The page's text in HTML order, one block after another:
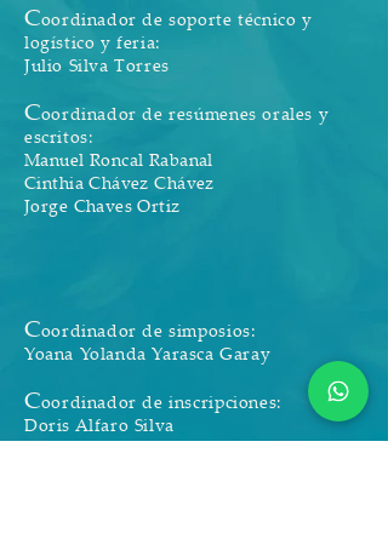
Coordinador de soporte técnico y
logístico y feria:
Julio Silva Torres
Coordinador de resúmenes orales y
escritos:
Manuel Roncal Rabanal
Cinthia Chávez Chávez
Jorge Chaves Ortiz
Coordinador de simposios:
Yoana Yolanda Yarasca Garay
Coordinador de inscripciones:
Doris Alfaro Silva
Milagros Roncal Barrantes